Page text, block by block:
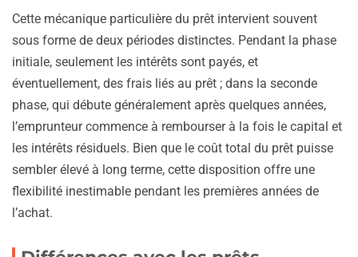
Cette mécanique particulière du prêt intervient souvent
sous forme de deux périodes distinctes. Pendant la phase
initiale, seulement les intérêts sont payés, et
éventuellement, des frais liés au prêt ; dans la seconde
phase, qui débute généralement après quelques années,
l’emprunteur commence à rembourser à la fois le capital et
les intérêts résiduels. Bien que le coût total du prêt puisse
sembler élevé à long terme, cette disposition offre une
flexibilité inestimable pendant les premières années de
l’achat.